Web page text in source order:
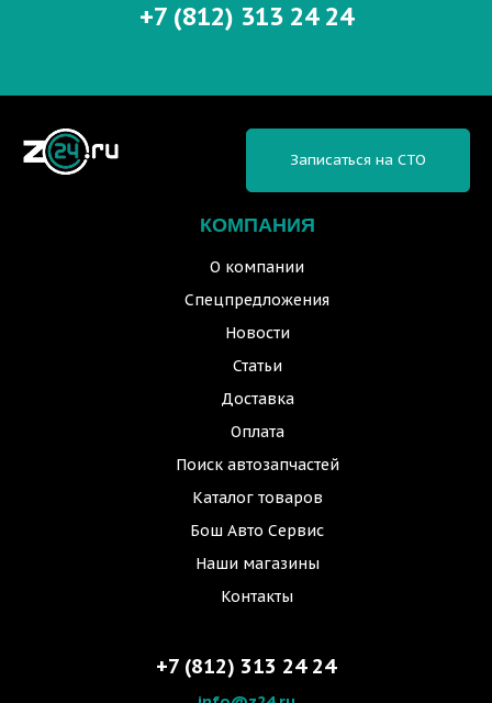
+7 (812) 313 24 24
КОМПАНИЯ
О компании
Спецпредложения
Новости
Статьи
Доставка
Оплата
Поиск автозапчастей
Каталог товаров
Бош Авто Сервис
Наши магазины
Контакты
Записаться на СТО
+7 (812) 313 24 24